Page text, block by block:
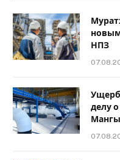
НПЗ
Ущерб
делу